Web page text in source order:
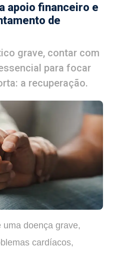
apoio financeiro e
de
grave, contar com
para focar
a recuperação.
uma doença grave,
cardíacos,